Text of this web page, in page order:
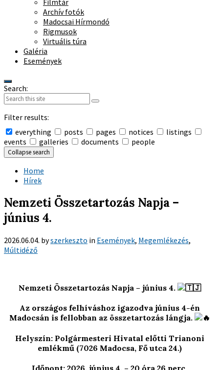
Filmtár
Archív fotók
Madocsai Hírmondó
Rigmusok
Virtuális túra
Galéria
Események
Search:
Filter results:
everything
posts pages notices
listings
events
galleries documents people
Collapse search
Home
Hírek
Nemzeti Összetartozás Napja –
június 4.
2026.06.04. byszerkeszto in Események, Megemlékezés,
Múltidéző
Nemzeti Összetartozás Napja – június 4.
Az országos felhíváshoz igazodva június 4-én
Madocsán is fellobban az összetartozás lángja.
Helyszín: Polgármesteri Hivatal előtti Trianoni
emlékmű (7026 Madocsa, Fő utca 24.)
Időpont: 2026. június 4. – 20 óra 26 perc